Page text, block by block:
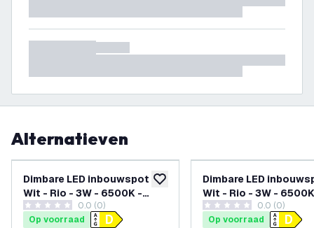
Alternatieven
toevoegen aan verlanglijst
Dimbare LED inbouwspot
Wit - Rio - 3W - 6500K -
ø85mm - 6 pack
0 score sterren0.0 (0)
Op voorraad
Dimbare LED
Wit - Rio - 3W -
ø85mm
0 score sterren0.0 (0)
Op voorraad